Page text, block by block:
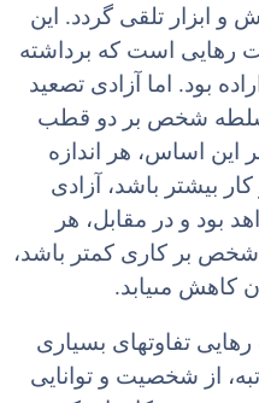
ابزار تلقى گردد. این
رهایى است که برداشته
بود. اما آزادى تصعید
شخص بر دو قطب
این اساس، هر اندازه
بیشتر باشد، آزادى
بود و در مقابل، هر
بر کارى کم‏تر باشد،
کاهش مى‏یابد.
رهایى تفاوت‏هاى بسیارى
از شخصیت و توانایى